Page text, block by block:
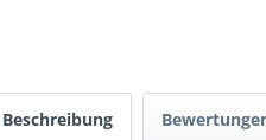
Beschreibung